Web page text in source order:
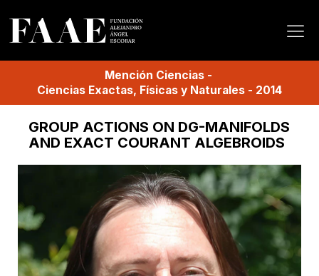
Mención Ciencias-
Ciencias Exactas, Físicas y Naturales - 2014
GROUP ACTIONS ON DG-MANIFOLDS
AND EXACT COURANT ALGEBROIDS